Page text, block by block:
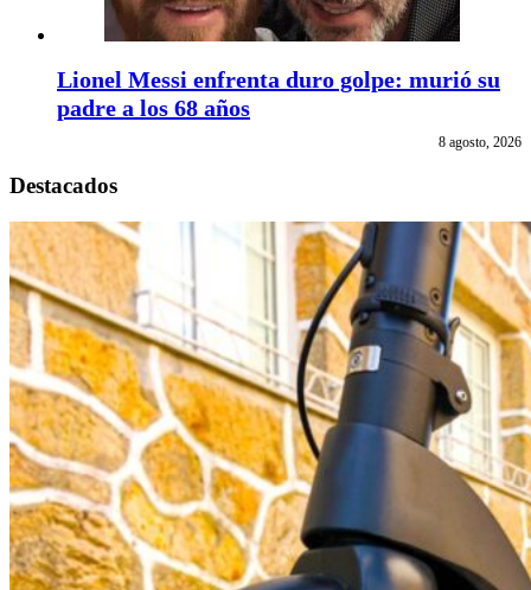
Lionel Messi enfrenta duro golpe: murió su
padre a los 68 años
8 agosto, 2026
Destacados